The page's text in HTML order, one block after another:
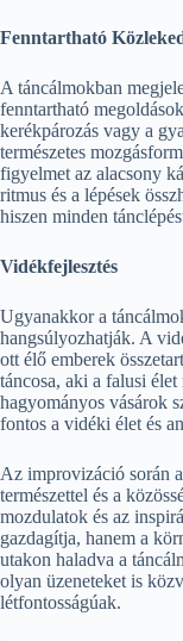
Fenntartható
A táncálmokban
fenntartható
kerékpározás vagy a
természetes
figyelmet az alacsony
ritmus és a lépések
hiszen minden
Vidékfejlesztés
Ugyanakkor a
hangsúlyozhatják. A
ott élő emberek
táncosa, aki a falusi élet
hagyományos vásárok
fontos a vidéki élet és
Az improvizáció során
természettel és a
mozdulatok és az
gazdagítja, hanem a
utakon haladva a
olyan üzeneteket is
létfontosságúak.